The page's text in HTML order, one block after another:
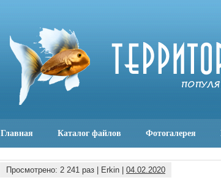
Главная Каталог файлов Фотогалерея
Просмотрено: 2 241 раз | Erkin | 04.02.2020